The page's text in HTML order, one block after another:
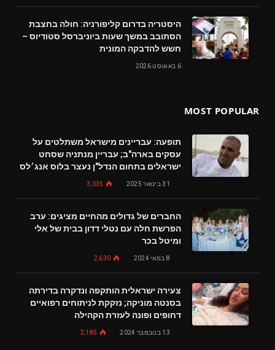
היסטריה בדרום קליפורניה: חולה בחצבת
הסתובב במשך שעות ביוניברסל סטודיוס –
חשש להדבקה המונית
6 באוגוסט 2026
MOST POPULAR
תופעה: עבריינים מישראל משתלטים על
עסקים בארה"ב; עבריין מנתניה שסחט
ישראלים בתחום הנדל"ן נעצר בלוס אנג׳לס
31 בינואר 2025 3,035
החברים של גדולים מהחיים מציגים: ערב
הפרשת חלה עם נטלי דדון בבית של אלי
ומיטל בכר
8 במאי 2024 2,630
צעירה ישראלית הותקפה ונדקרה בדירתה
בסנטה מוניקה; נזקקת לניתוחים רפואיים
דחופים ופונה לעזרת הקהילה
13 בנובמבר 2024 2,185